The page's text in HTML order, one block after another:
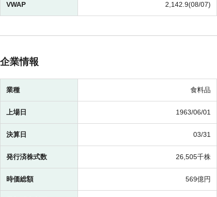
VWAP 2,142.9(08/07)
企業情報
業種 食料品
上場日 1963/06/01
決算日 03/31
発行済株式数 26,505千株
時価総額 569億円